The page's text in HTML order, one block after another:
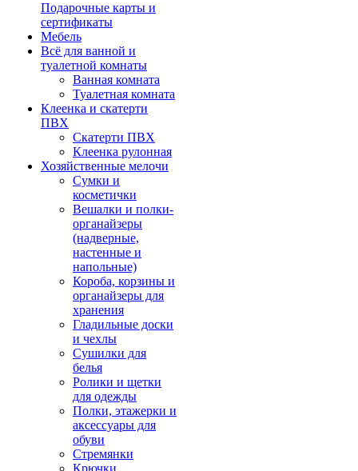
Подарочные карты и
сертификаты
Мебель
Всё для ванной и
туалетной комнаты
Ванная комната
Туалетная комната
Клеенка и скатерти
ПВХ
Скатерти ПВХ
Клеенка рулонная
Хозяйственные мелочи
Сумки и
косметички
Вешалки и полки-
органайзеры
(надверные,
настенные и
напольные)
Короба, корзины и
органайзеры для
хранения
Гладильные доски
и чехлы
Сушилки для
белья
Ролики и щетки
для одежды
Полки, этажерки и
аксессуары для
обуви
Стремянки
Крючки